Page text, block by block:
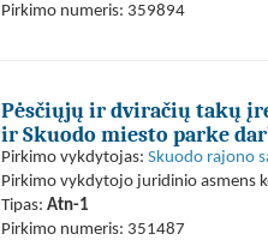
Pirkimo numeris: 359894
Pėsčiųjų ir dviračių takų
ir Skuodo miesto parke
Pirkimo vykdytojas: Skuodo rajono
Pirkimo vykdytojo juridinio asmens
Tipas: Atn-1
Pirkimo numeris: 351487